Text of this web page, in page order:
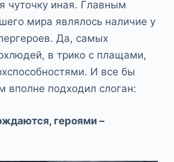
чуточку иная. Главным
мира являлось наличие у
Да, самых
в трико с плащами,
И все бы
вполне подходил слоган:
героями –